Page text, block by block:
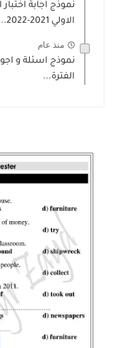
نموذج اجابة
الاولي 2021-2022...
منذ عام
نموذج اسئلة و
الفترة...